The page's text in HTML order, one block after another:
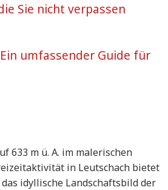
Sie nicht verpassen
umfassender Guide für
633 m ü. A. im malerischen
in Leutschach bietet
idyllische Landschaftsbild der